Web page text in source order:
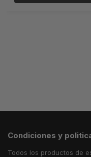
Condiciones y
Todos los productos de